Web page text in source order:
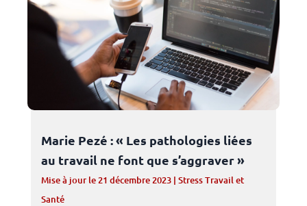
Marie Pezé : « Les pathologies liées
au travail ne font que s’aggraver »
Mise à jour le 21 décembre 2023| Stress Travail et
Santé